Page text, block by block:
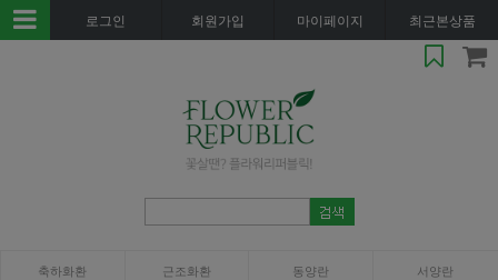
로그인 회원가입 마이페이지 최근본상품
축하화환 근조화환 동양란 서양란